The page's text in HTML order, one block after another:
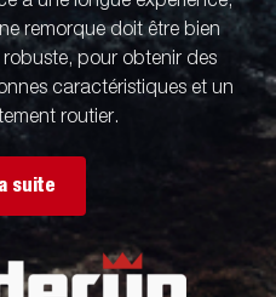
remorque doit être bien
pour obtenir des
caractéristiques et un
routier.
suite